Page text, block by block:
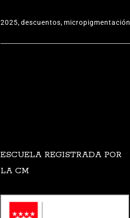
2025,descuentos, micropigmentación
ESCUELA REGISTRADA POR
LA CM